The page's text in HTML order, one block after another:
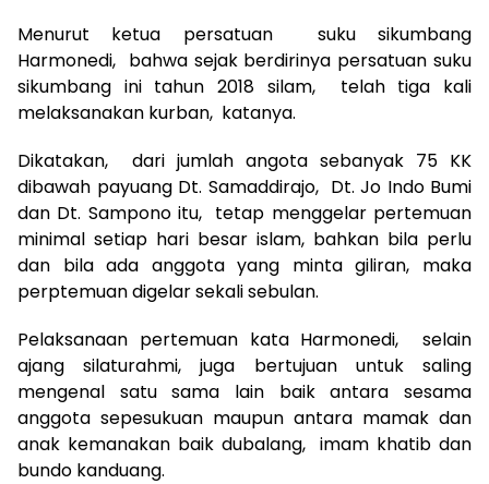
Menurut ketua persatuan suku sikumbang
Harmonedi, bahwa sejak berdirinya persatuan suku
sikumbang ini tahun 2018 silam, telah tiga kali
melaksanakan kurban, katanya.
Dikatakan, dari jumlah angota sebanyak 75 KK
dibawah payuang Dt. Samaddirajo, Dt. Jo Indo Bumi
dan Dt. Sampono itu, tetap menggelar pertemuan
minimal setiap hari besar islam, bahkan bila perlu
dan bila ada anggota yang minta giliran, maka
perptemuan digelar sekali sebulan.
Pelaksanaan pertemuan kata Harmonedi, selain
ajang silaturahmi, juga bertujuan untuk saling
mengenal satu sama lain baik antara sesama
anggota sepesukuan maupun antara mamak dan
anak kemanakan baik dubalang, imam khatib dan
bundo kanduang.